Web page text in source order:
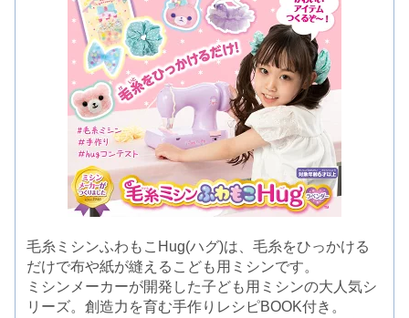
毛糸ミシンふわもこHug(ハグ)は、毛糸をひっかける
だけで布や紙が縫えるこども用ミシンです。
ミシンメーカーが開発した子ども用ミシンの大人気シ
リーズ。創造力を育む手作りレシピBOOK付き。